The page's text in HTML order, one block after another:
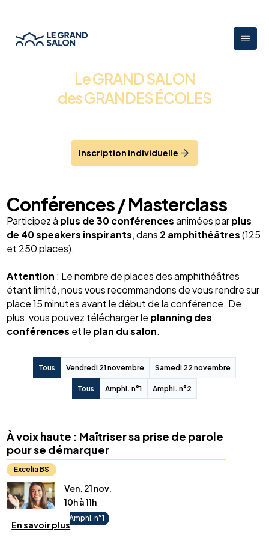
Le GRAND SALON
des GRANDES ÉCOLES
Inscription individuelle
Conférences / Masterclass
Participez à plus de 30 conférencesanimées parplus
de 40speakers inspirants, dans 2 amphithéâtres(125
et 250 places).
Attention : Le nombre de places des amphithéâtres
étant limité, nous vous recommandons de vous rendre sur
place 15 minutes avant le début de la conférence. De
plus, vous pouvez télécharger le planning des
conférences et le plan du salon.
Tous Vendredi 21 novembre Samedi 22 novembre
Tous Amphi. n°1 Amphi. n°2
Ven. 21 nov.
10h à 11h
Amphi. n°1
À voix haute : Maîtriser sa prise de parole
pour se démarquer
Excelia BS
En savoir plus
Lycéens, étudiants ou parents, participez à cette conférence
sur le thème "À voix haute : maîtriser sa prise de parole
pour se démarquer".
Au programme